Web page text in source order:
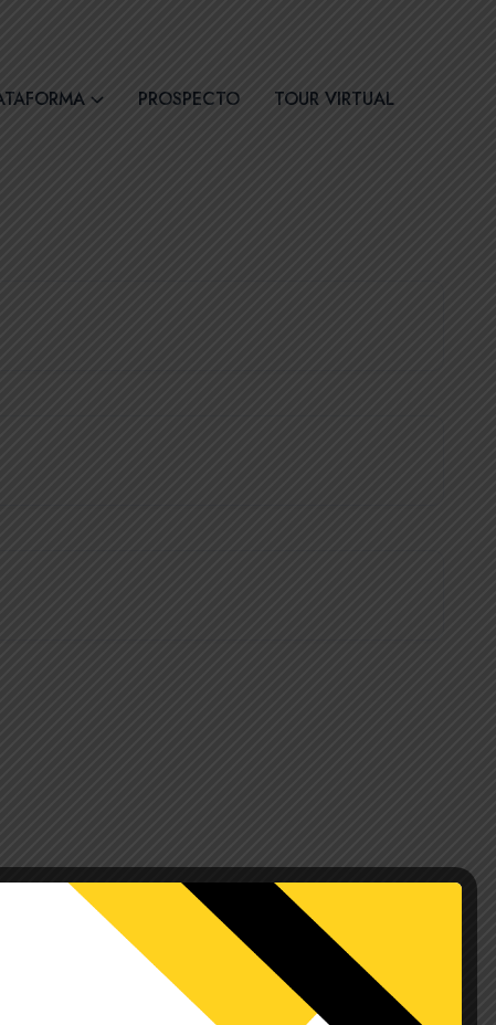
PROSPECTO TOUR VIRTUAL